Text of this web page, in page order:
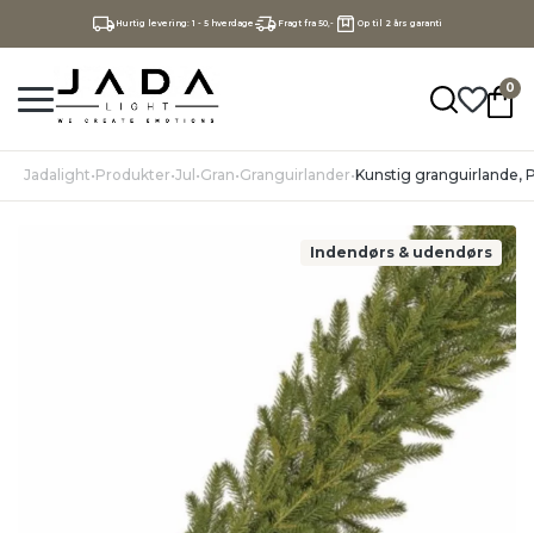
Hurtig levering: 1 - 5 hverdage Fragt fra 50,- Op til 2 års garanti
0
Jadalight•Produkter•Jul •Gran•Granguirlander•Kunstig granguirlande,
Indendørs & udendørs